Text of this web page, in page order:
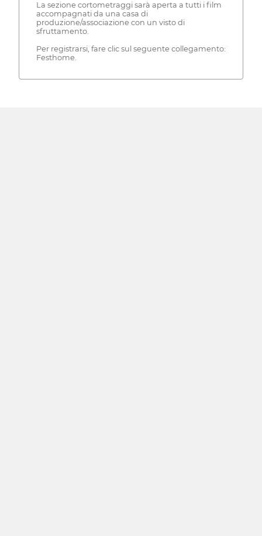
La sezione cortometraggi sarà aperta a tutti i film
accompagnati da una casa di
produzione/associazione con un visto di
sfruttamento.
Per registrarsi, fare clic sul seguente collegamento:
Festhome.